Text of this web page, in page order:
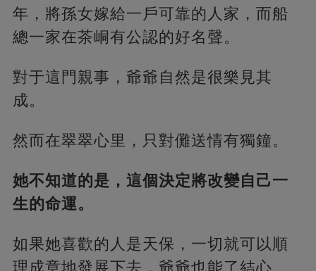
年，將孫女嫁給一戶可靠的人家，而船
總一家在茶峒有公認的好名聲。
對于這門親事，爺爺自然是很樂見其
成。
然而在翠翠心里，只對儺送情有獨鐘。
她不知道的是，這個決定將改變自己一
生的命運。
如果她喜歡的人是天保，一切就可以順
理成章地發展下去，爺爺也能了結心